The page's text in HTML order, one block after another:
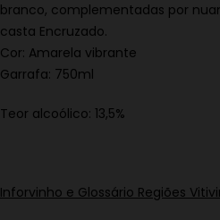
branco, complementadas por
casta Encruzado.
Cor: Amarela vibrante
Garrafa: 750ml
Teor alcoólico: 13,5%
Inforvinho e Glossário Regiões